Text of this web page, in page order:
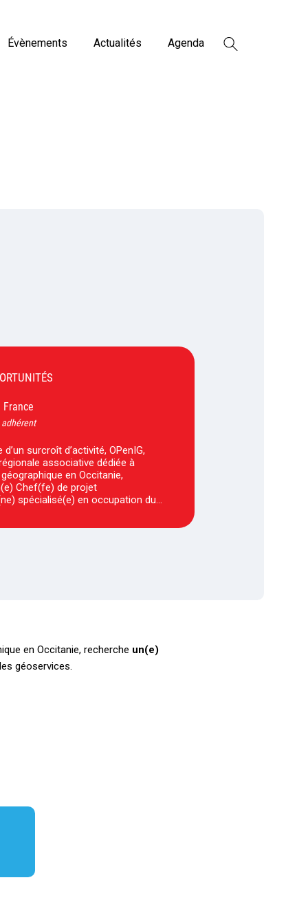
Évènements Actualités Agenda
France
adhérent
d’un surcroît d’activité, OPenIG,
associative dédiée à
en Occitanie,
Chef(fe) de projet
spécialisé(e) en occupation du…
en Occitanie, recherche un(e)
géoservices.